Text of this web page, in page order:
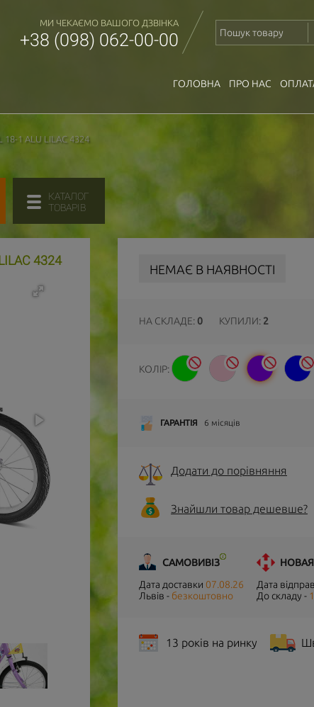
МИ ЧЕКАЄМО ВАШОГО ДЗВІНКА
+38 (098) 062-00-00
ГОЛОВНА ПРО НАС
1 ALU LILAC 4324
КАТАЛОГ
ТОВАРІВ
4324
НЕМАЄ В НАЯВНОСТІ
НА СКЛАДЕ: 0 КУПИЛИ: 2
КОЛІР:
ГАРАНТІЯ 6 місяців
Додати до порівняння
Знайшли товар дешевше?
САМОВИВІЗ
Дата доставки 07.08.26
Львів - безкоштовно
Дата
До складу -
13 років на ринку